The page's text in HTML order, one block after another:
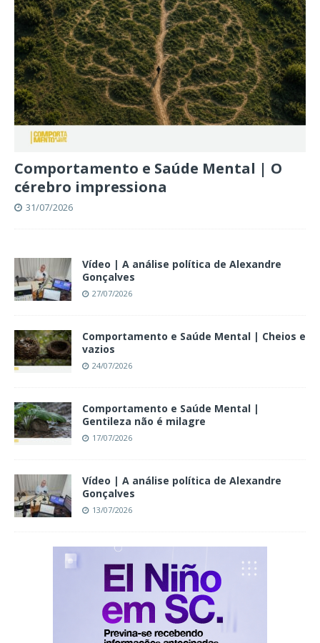
Comportamento e Saúde Mental | O
cérebro impressiona
31/07/2026
Vídeo | A análise política de Alexandre
Gonçalves
27/07/2026
Comportamento e Saúde Mental | Cheios e
vazios
24/07/2026
Comportamento e Saúde Mental |
Gentileza não é milagre
17/07/2026
Vídeo | A análise política de Alexandre
Gonçalves
13/07/2026